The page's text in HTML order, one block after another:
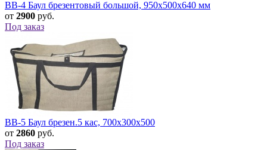
BB-4 Баул брезентовый большой, 950х500х640 мм
от 2900 руб.
Под заказ
BB-5 Баул брезен.5 кас, 700х300х500
от 2860 руб.
Под заказ